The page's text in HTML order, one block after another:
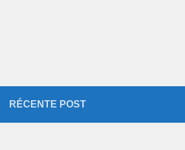
RÉCENTE POST